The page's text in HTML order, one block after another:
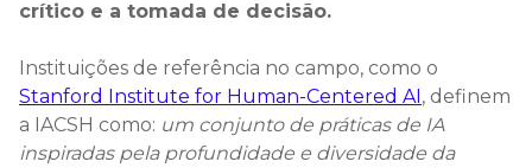
crítico e a tomada de decisão.
Instituições de referência no campo, como o
Stanford Institute for Human-Centered AI, definem
a IACSH como: um conjunto de práticas de IA
inspiradas pela profundidade e diversidade da